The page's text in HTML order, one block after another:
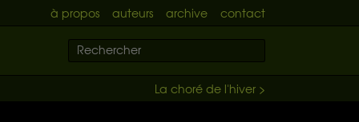
à propos auteurs archive contact
La choré de l'hiver >